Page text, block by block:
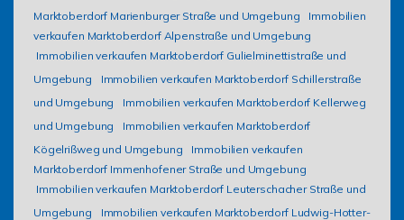
Marktoberdorf Marienburger Straße und Umgebung
Immobilien
verkaufen Marktoberdorf Alpenstraße und Umgebung
Immobilien verkaufen Marktoberdorf Gulielminettistraße und
Umgebung
Immobilien verkaufen Marktoberdorf Schillerstraße
und Umgebung
Immobilien verkaufen Marktoberdorf Kellerweg
und Umgebung
Immobilien verkaufen Marktoberdorf
Kögelrißweg und Umgebung
Immobilien verkaufen
Marktoberdorf Immenhofener Straße und Umgebung
Immobilien verkaufen Marktoberdorf Leuterschacher Straße und
Umgebung
Immobilien verkaufen Marktoberdorf Ludwig-Hotter-